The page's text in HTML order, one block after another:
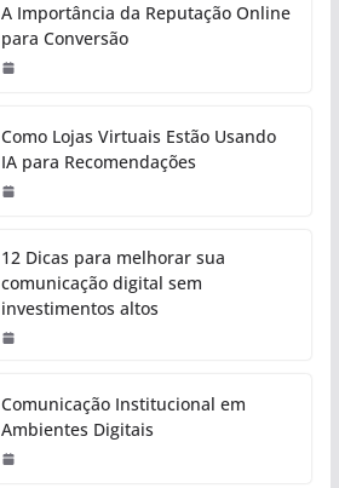
A Importância da Reputação Online
para Conversão
Como Lojas Virtuais Estão Usando
IA para Recomendações
12 Dicas para melhorar sua
comunicação digital sem
investimentos altos
Comunicação Institucional em
Ambientes Digitais